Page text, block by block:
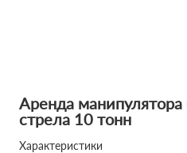
Аренда
стрела 10 тонн
Характеристики